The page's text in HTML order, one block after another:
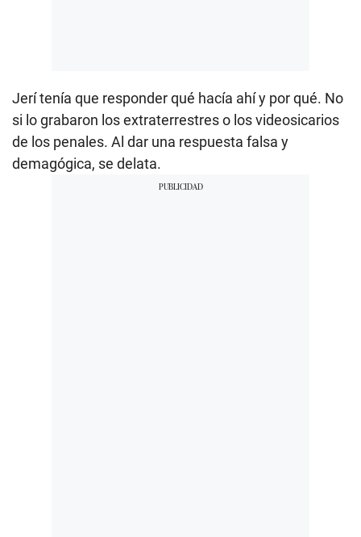
Jerí tenía que responder qué hacía ahí y por qué. No
si lo grabaron los extraterrestres o los videosicarios
de los penales. Al dar una respuesta falsa y
demagógica, se delata.